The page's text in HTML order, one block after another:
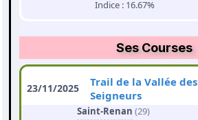
Indice : 16.67%
Ses Courses
23/11/2025
Trail de la Vallée des
Seigneurs
Saint-Renan (29)